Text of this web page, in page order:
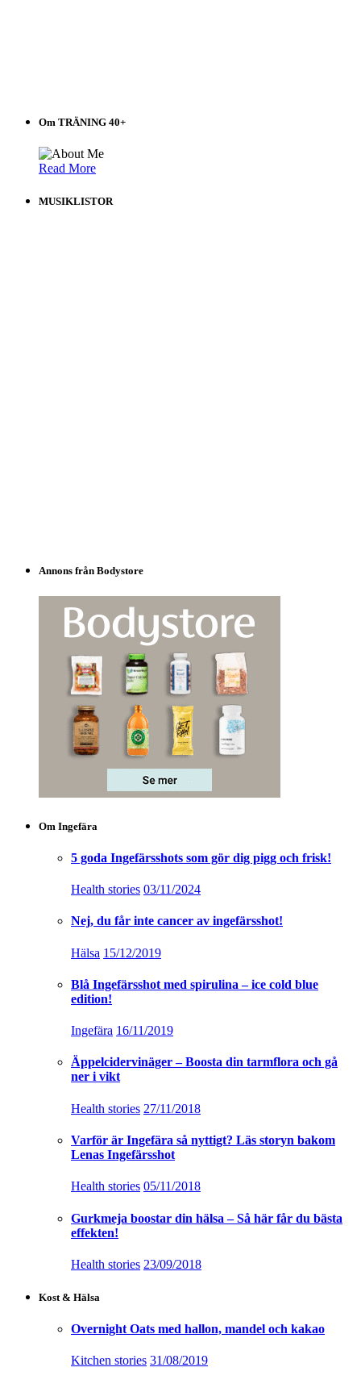
Om TRÄNING 40+
Read More
MUSIKLISTOR
Annons från Bodystore
Om Ingefära
5 goda Ingefärsshots som gör dig pigg och frisk!
Health stories 03/11/2024
Nej, du får inte cancer av ingefärsshot!
Hälsa 15/12/2019
Blå Ingefärsshot med spirulina – ice cold blue
edition!
Ingefära 16/11/2019
Äppelcidervinäger – Boosta din tarmflora och gå
ner i vikt
Health stories 27/11/2018
Varför är Ingefära så nyttigt? Läs storyn bakom
Lenas Ingefärsshot
Health stories 05/11/2018
Gurkmeja boostar din hälsa – Så här får du bästa
effekten!
Health stories 23/09/2018
Kost & Hälsa
Overnight Oats med hallon, mandel och kakao
Kitchen stories 31/08/2019